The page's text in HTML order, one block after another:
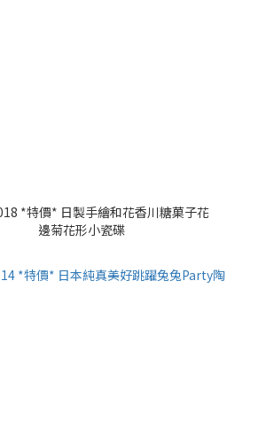
*特價* 日製手繪和花香川糖菓子花
邊菊花形小瓷碟